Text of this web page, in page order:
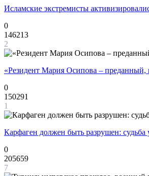
Исламские экстремисты
0
146213
2
«Резидент Мария Осипова – преданный,
0
150291
1
Карфаген должен быть разрушен: судьба
0
205659
7